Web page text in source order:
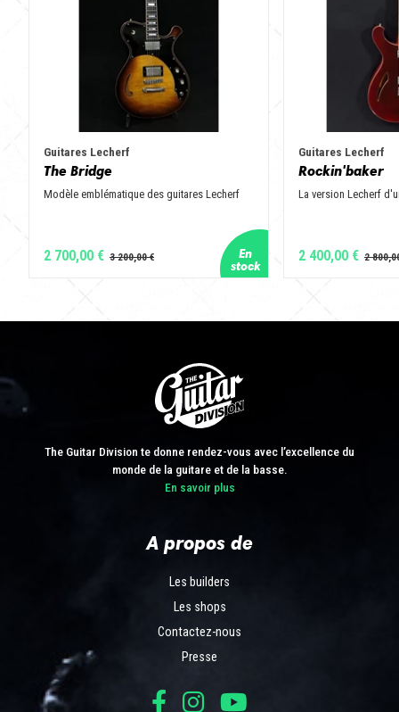
Guitares Lecherf
The Bridge
Modèle emblématique des guitares Lecherf
2 700,00 €
Guitares Lecherf
Rockin'baker
La version Lecherf
2 400,00 €
The Guitar Division te donne rendez-vous avec l’excellence du
monde de la guitare et de la basse.
En savoir plus
A propos de
Les builders
Les shops
Contactez-nous
Presse